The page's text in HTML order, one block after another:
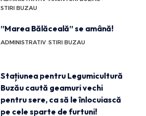
STIRI BUZAU
”Marea Bălăceală” se amână!
ADMINISTRATIV STIRI BUZAU
Stațiunea pentru Legumicultură
Buzău caută geamuri vechi
pentru sere, ca să le înlocuiască
pe cele sparte de furtuni!